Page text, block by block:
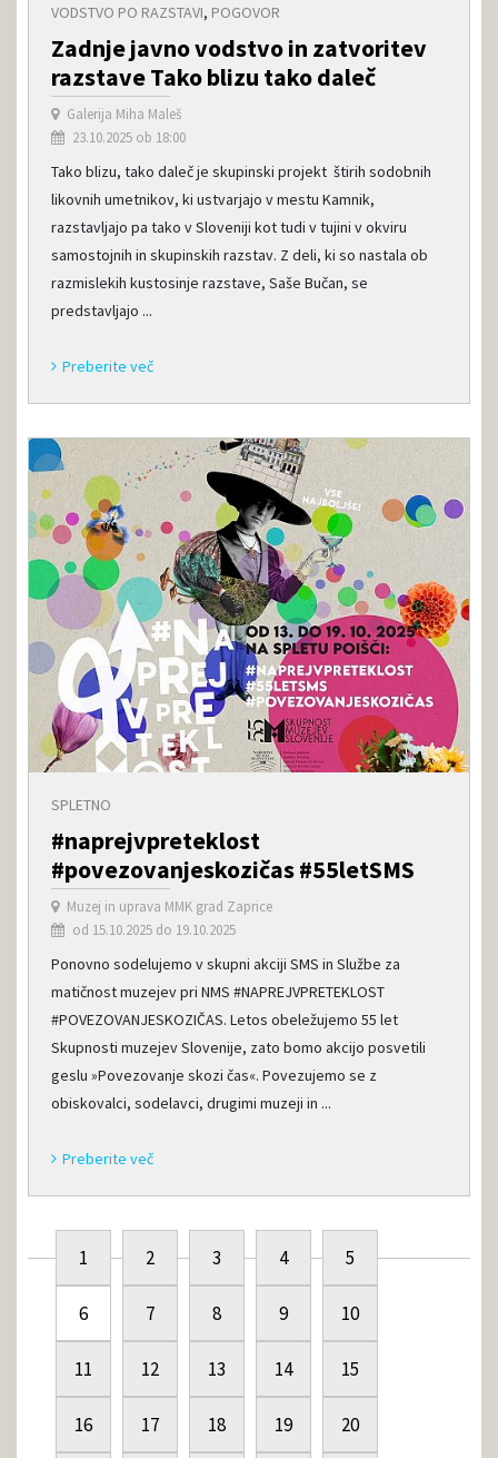
VODSTVO PO RAZSTAVI, POGOVOR
Zadnje javno vodstvo in zatvoritev
razstave Tako blizu tako daleč
Galerija Miha Maleš
23.10.2025 ob 18:00
Tako blizu, tako daleč je skupinski projekt štirih sodobnih
likovnih umetnikov, ki ustvarjajo v mestu Kamnik,
razstavljajo pa tako v Sloveniji kot tudi v tujini v okviru
samostojnih in skupinskih razstav. Z deli, ki so nastala ob
razmislekih kustosinje razstave, Saše Bučan, se
predstavljajo ...
Preberite več
SPLETNO
#naprejvpreteklost
#povezovanjeskozičas #55letSMS
Muzej in uprava MMK grad Zaprice
od 15.10.2025 do 19.10.2025
Ponovno sodelujemo v skupni akciji SMS in Službe za
matičnost muzejev pri NMS #NAPREJVPRETEKLOST
#POVEZOVANJESKOZIČAS. Letos obeležujemo 55 let
Skupnosti muzejev Slovenije, zato bomo akcijo posvetili
geslu »Povezovanje skozi čas«. Povezujemo se z
obiskovalci, sodelavci, drugimi muzeji in ...
Preberite več
1 2 3 4 5
6 7 8 9 10
11 12 13 14 15
16 17 18 19 20